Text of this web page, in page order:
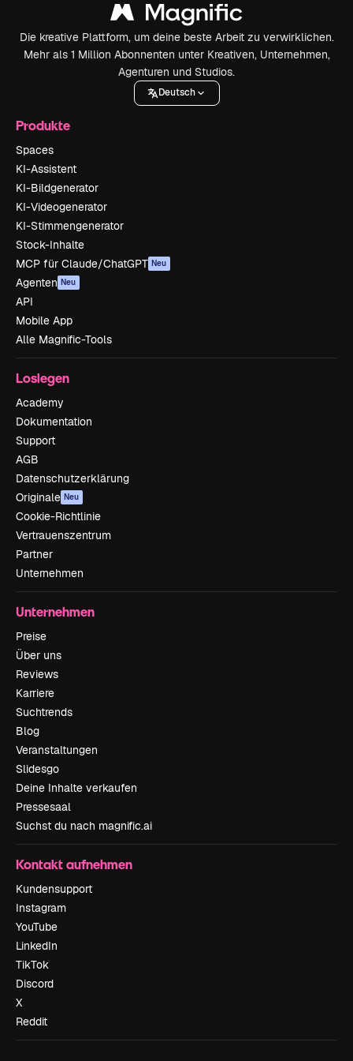
Die kreative Plattform, um deine beste Arbeit zu verwirklichen.
Mehr als 1 Million Abonnenten unter Kreativen, Unternehmen,
Agenturen und Studios.
Deutsch
Produkte
Spaces
KI-Assistent
KI-Bildgenerator
KI-Videogenerator
KI-Stimmengenerator
Stock-Inhalte
MCP für Claude/ChatGPT Neu
Agenten Neu
API
Mobile App
Alle Magnific-Tools
Loslegen
Academy
Dokumentation
Support
AGB
Datenschutzerklärung
Originale Neu
Cookie-Richtlinie
Vertrauenszentrum
Partner
Unternehmen
Unternehmen
Preise
Über uns
Reviews
Karriere
Suchtrends
Blog
Veranstaltungen
Slidesgo
Deine Inhalte verkaufen
Pressesaal
Suchst du nach magnific.ai
Kontakt aufnehmen
Kundensupport
Instagram
YouTube
LinkedIn
TikTok
Discord
X
Reddit